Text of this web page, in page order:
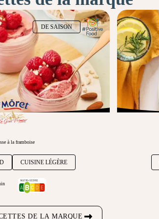
DE SAISON
à la framboise
CUISINE LÉGÈRE
DE LA MARQUE